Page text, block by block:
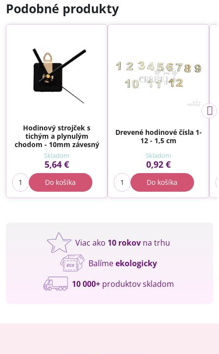
Podobné produkty
Hodinový strojček s
tichým a plynulým
chodom - 10mm závesný
Skladom
5,64 €
Do košíka
Drevené hodinové čísla 1-
12 - 1,5 cm
Skladom
0,92 €
Do košíka
Viac ako 10 rokov na trhu
Balímeekologicky
10 000+produktov skladom